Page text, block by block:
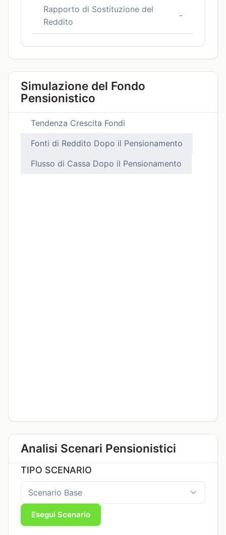
Rapporto di Sostituzione del
Reddito
-
Simulazione del Fondo
Pensionistico
Tendenza Crescita Fondi
Fonti di Reddito Dopo il Pensionamento
Flusso di Cassa Dopo il Pensionamento
Analisi Scenari Pensionistici
TIPO SCENARIO
Esegui Scenario